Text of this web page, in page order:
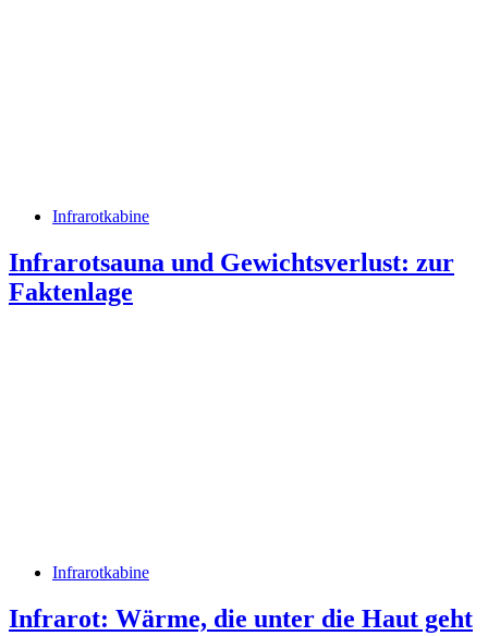
Infrarotkabine
Infrarotsauna und Gewichtsverlust: zur
Faktenlage
Infrarotkabine
Infrarot: Wärme, die unter die Haut geht